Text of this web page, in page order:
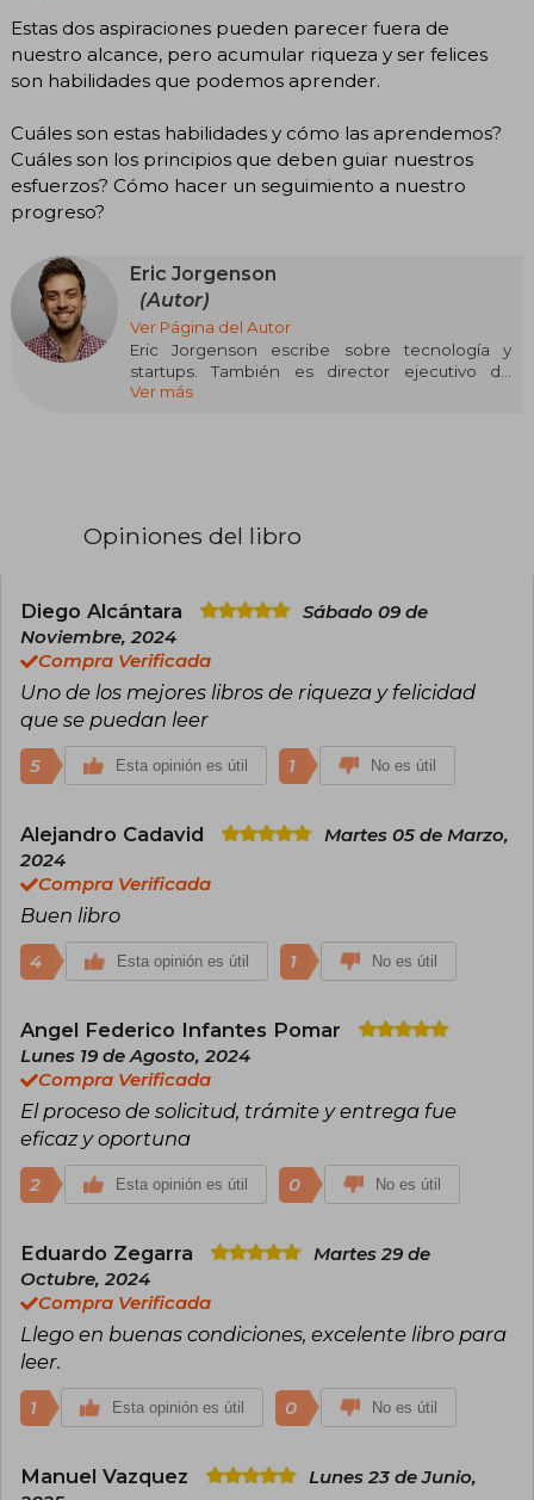
Estas dos aspiraciones pueden parecer fuera de
nuestro alcance, pero acumular riqueza y ser felices
son habilidades que podemos aprender.
Cuáles son estas habilidades y cómo las aprendemos?
Cuáles son los principios que deben guiar nuestros
esfuerzos? Cómo hacer un seguimiento a nuestro
progreso?
Eric Jorgenson
(Autor)
Ver Página del Autor
Eric Jorgenson escribe sobre tecnología y
startups. También es director ejecutivo de
Scribe Media. Su blog ha educado y
Ver más
Opiniones del libro
Diego Alcántara
Sábado 09 de
Noviembre, 2024
Compra Verificada
Uno de los mejores libros de riqueza y felicidad
que se puedan leer
5 Esta opinión es útil 1 No es útil
Alejandro Cadavid
Martes 05 de Marzo,
2024
Compra Verificada
Buen libro
4 Esta opinión es útil 1 No es útil
Angel Federico Infantes Pomar
Lunes 19 de Agosto, 2024
Compra Verificada
El proceso de solicitud, trámite y entrega fue
eficaz y oportuna
2 Esta opinión es útil 0 No es útil
Eduardo Zegarra
Martes 29 de
Octubre, 2024
Compra Verificada
Llego en buenas condiciones, excelente libro para
leer.
1 Esta opinión es útil 0 No es útil
Manuel Vazquez
Lunes 23 de Junio,